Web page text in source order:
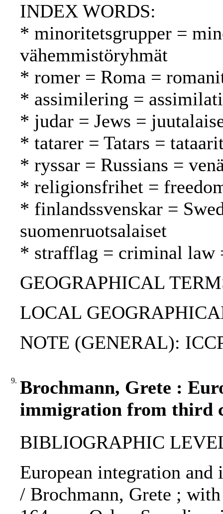
INDEX WORDS:
* minoritetsgrupper =
vähemmistöryhmät
* romer = Roma =
* assimilering =
* judar = Jews =
* tatarer = Tatars =
* ryssar = Russians =
* religionsfrihet =
* finlandssvenskar =
suomenruotsalaiset
* strafflag = criminal law
GEOGRAPHICAL
LOCAL
NOTE (GENERAL):
9. Brochmann, Grete :
immigration from third
BIBLIOGRAPHIC
European integration
/ Brochmann, Grete ;